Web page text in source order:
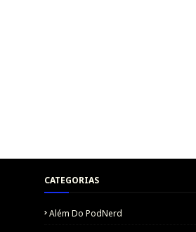
CATEGORIAS
Além Do PodNerd